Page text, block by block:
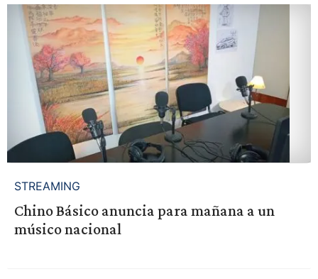
STREAMING
Chino Básico anuncia para mañana a un
músico nacional